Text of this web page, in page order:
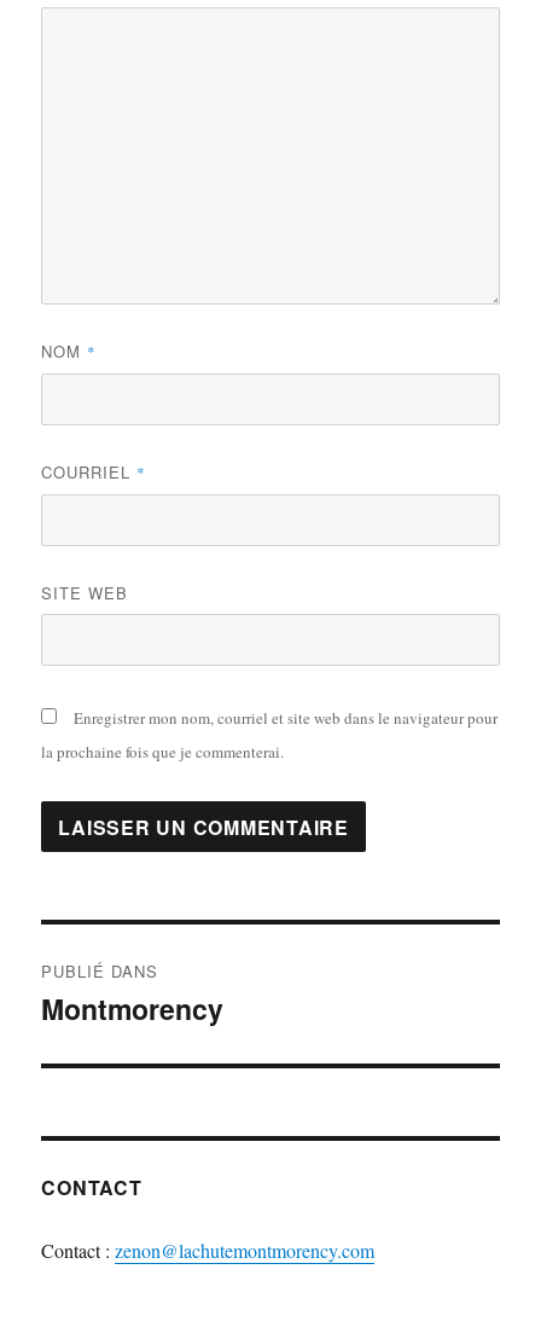
NOM *
COURRIEL *
SITE WEB
Enregistrer mon nom, courriel et site web dans le navigateur pour
la prochaine fois que je commenterai.
de
PUBLIÉ DANS
Montmorency
CONTACT
Contact :zenon@lachutemontmorency.com